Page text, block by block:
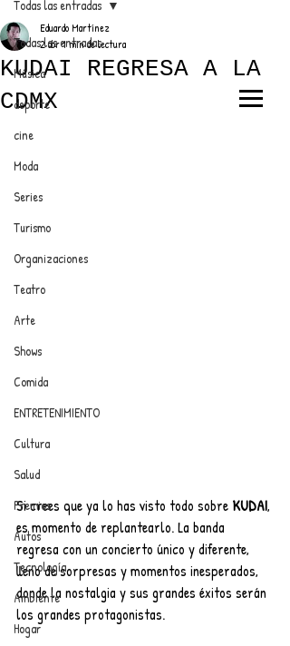
ANUNCIATE CON NOSOTROS
PARA MÁS INFORMACIÓN:
dinamicaseltrendytop@gmail.com
EL TRENDY TOP
CON EDDY MARTINEZ
Todas las entradas
Música
deporte
cine
Moda
Series
Turismo
Organizaciones
Teatro
Arte
Shows
Comida
ENTRETENIMIENTO
Cultura
Salud
Premios
Autos
Tecnología
Ambiente
Hogar
Todas las entradas
KUDAI REGRESA A LA
CDMX
Eduardo Martínez
2 abr1 min de lectura
Si crees que ya lo has visto todo sobre KUDAI,
es momento de replantearlo. La banda
regresa con un concierto único y diferente,
lleno de sorpresas y momentos inesperados,
donde la nostalgia y sus grandes éxitos serán
los grandes protagonistas.